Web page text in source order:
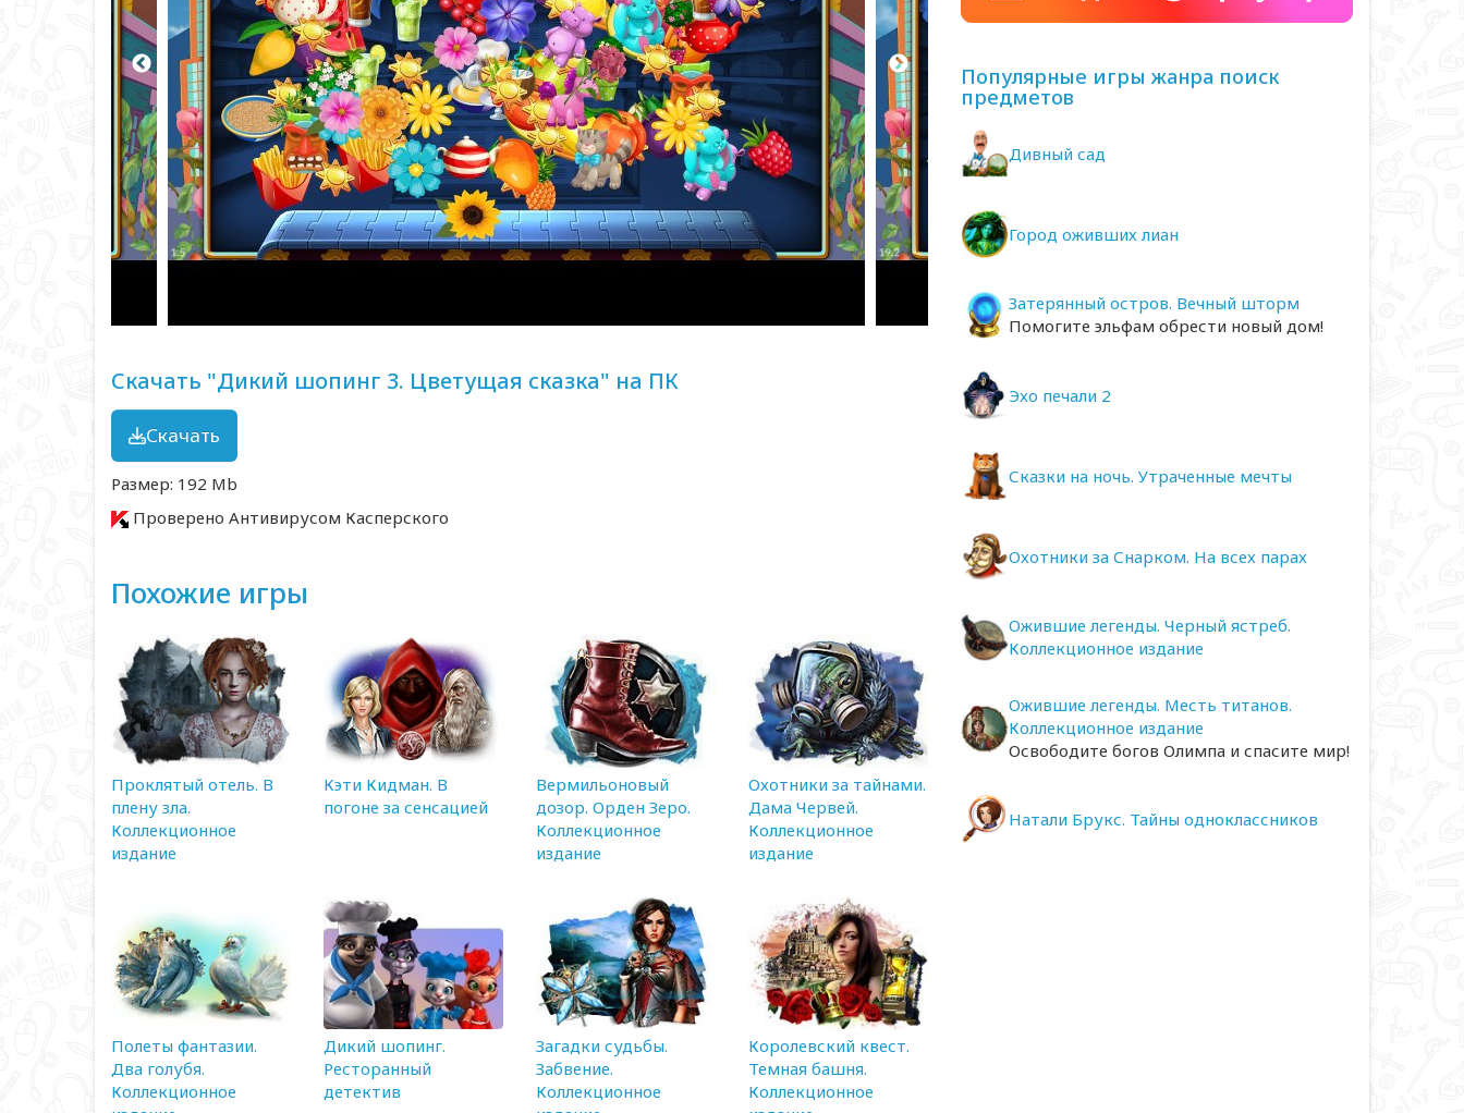
Скачать "Дикий шопинг 3. Цветущая сказка" на ПК
Скачать
Размер: 192 Mb
Проверено Антивирусом Касперского
Похожие игры
Проклятый отель. В
плену зла.
Коллекционное
издание
Кэти Кидман. В
погоне за сенсацией
Вермильоновый
дозор. Орден Зеро.
Коллекционное
издание
Охотники за тайнами.
Дама Червей.
Коллекционное
издание
Полеты фантазии.
Два голубя.
Коллекционное
Дикий шопинг.
Ресторанный
детектив
Загадки судьбы.
Забвение.
Коллекционное
Королевский квест.
Темная башня.
Коллекционное
Популярные игры жанра поиск
предметов
Дивный сад
Город оживших лиан
Затерянный остров. Вечный шторм
Помогите эльфам обрести новый дом!
Эхо печали 2
Сказки на ночь. Утраченные мечты
Охотники за Снарком. На всех парах
Ожившие легенды. Черный ястреб.
Коллекционное издание
Ожившие легенды. Месть титанов.
Коллекционное издание
Освободите богов Олимпа и спасите мир!
Натали Брукс. Тайны одноклассников